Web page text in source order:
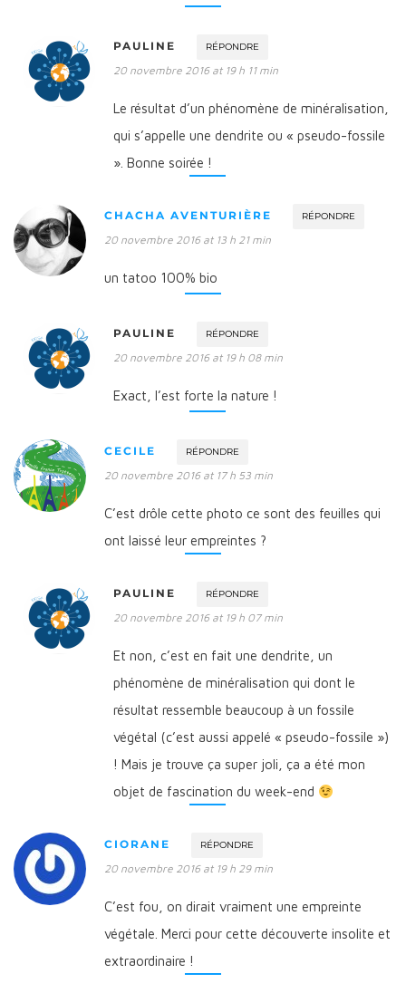
PAULINE RÉPONDRE
20 novembre 2016 at 19 h 11 min
Le résultat d’un phénomène de minéralisation,
qui s’appelle une dendrite ou « pseudo-fossile
». Bonne soirée !
CHACHA AVENTURIÈRE RÉPONDRE
20 novembre 2016 at 13 h 21 min
un tatoo 100% bio
PAULINE RÉPONDRE
20 novembre 2016 at 19 h 08 min
Exact, l’est forte la nature !
CECILE RÉPONDRE
20 novembre 2016 at 17 h 53 min
C’est drôle cette photo ce sont des feuilles qui
ont laissé leur empreintes ?
PAULINE RÉPONDRE
20 novembre 2016 at 19 h 07 min
Et non, c’est en fait une dendrite, un
phénomène de minéralisation qui dont le
résultat ressemble beaucoup à un fossile
végétal (c’est aussi appelé « pseudo-fossile »)
! Mais je trouve ça super joli, ça a été mon
objet de fascination du week-end
CIORANE RÉPONDRE
20 novembre 2016 at 19 h 29 min
C’est fou, on dirait vraiment une empreinte
végétale. Merci pour cette découverte insolite et
extraordinaire !